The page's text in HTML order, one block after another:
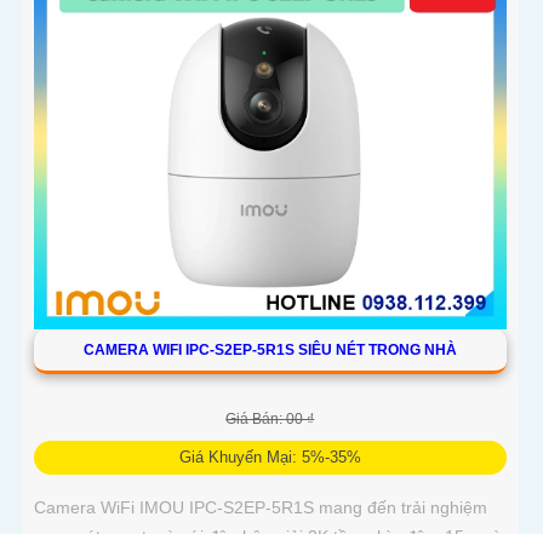
CAMERA WIFI IPC-S2EP-5R1S SIÊU NÉT TRONG NHÀ
Giá Bán: 00 ₫
Giá Khuyến Mại: 5%-35%
Camera WiFi IMOU IPC-S2EP-5R1S mang đến trải nghiệm